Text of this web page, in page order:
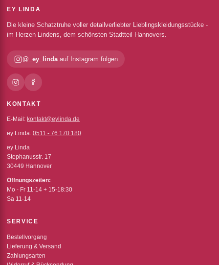
EY LINDA
Die kleine Schatztruhe voller detailverliebter Lieblingskleidungsstücke -
im Herzen Lindens, dem schönsten Stadtteil Hannovers.
@_ey_lindaauf Instagram folgen
KONTAKT
E-Mail: kontakt@eylinda.de
ey Linda: 0511 - 76 170 180
ey Linda
Stephanusstr. 17
30449 Hannover
Öffnungszeiten:
Mo - Fr 11-14 + 15-18:30
Sa 11-14
SERVICE
Bestellvorgang
Lieferung & Versand
Zahlungsarten